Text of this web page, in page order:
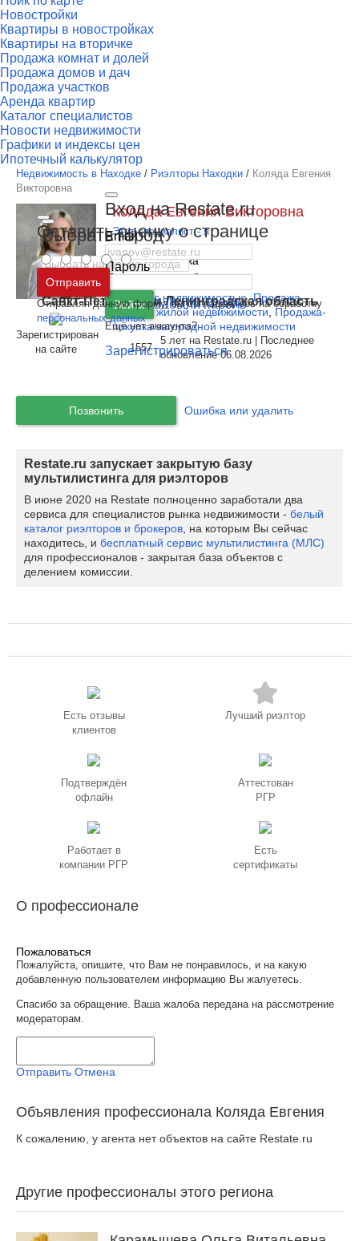
Новостройки
Квартиры в новостройках
Квартиры на вторичке
Продажа комнат и долей
Продажа домов и дач
Продажа участков
Аренда квартир
Каталог специалистов
Новости недвижимости
Графики и индексы цен
Ипотечный калькулятор
Выбрать город
Москва и
Московская область
Санкт-Петербург иЛенинградская область
Вход на Restate.ru
Email
Пароль
Войти Забыли пароль
Ещё нет аккаунта?
Зарегистрироваться
Недвижимость в Находке / Риэлторы Находки / Коляда Евгения
Викторовна
Зарегистрирован
на сайте
Коляда Евгения Викторовна
Этот специалист - я
Регион:Находка
Сделки с недвижимостью,Продажа-
покупка жилой недвижимости
Продажа-
покупка загородной недвижимости
1557
5 лет на Restate.ru | Последнее
обновление 06.08.2026
Позвонить Ошибка или удалить
Restate.ru запускает закрытую базу
мультилистинга для риэлторов
В июне 2020 на Restate полноценно заработали два
сервиса для специалистов рынка недвижимости - белый
каталог риэлторов и брокеров , на которым Вы сейчас
находитесь, и бесплатный сервис мультилистинга (МЛС)
для профессионалов - закрытая база объектов с
делением комиссии.
Есть отзывы
клиентов
Лучший риэлтор
Подтверждён
офлайн
Аттестован
РГР
Работает в
компании РГР
Есть
сертификаты
О профессионале
Пожаловаться
Пожалуйста, опишите, что Вам не понравилось, и на какую
добавленную пользователем информацию Вы жалуетесь.
Спасибо за обращение. Ваша жалоба передана на рассмотрение
модераторам.
Отправить Отмена
Объявления профессионала Коляда Евгения
К сожалению, у агента нет объектов на сайте Restate.ru
Другие профессионалы этого региона
Оставить оценку о странице
Отправить
Отправляя данную форму, вы соглашаетесь на обработку
персональных данных